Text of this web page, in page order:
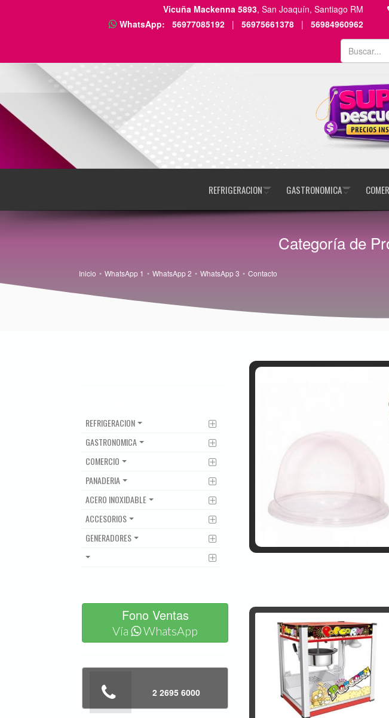
Vicuña Mackenna 5893, San Joaquín, Santiago RM
WhatsApp:
56977085192 | 56975661378 | 56984960962
REFRIGERACION GASTRONOMICA
Categoría de
Inicio WhatsApp 1 WhatsApp 2 WhatsApp 3 Contacto
REFRIGERACION
GASTRONOMICA
COMERCIO
PANADERIA
ACERO INOXIDABLE
ACCESORIOS
GENERADORES
Fono Ventas
Vía WhatsApp
2 2695 6000